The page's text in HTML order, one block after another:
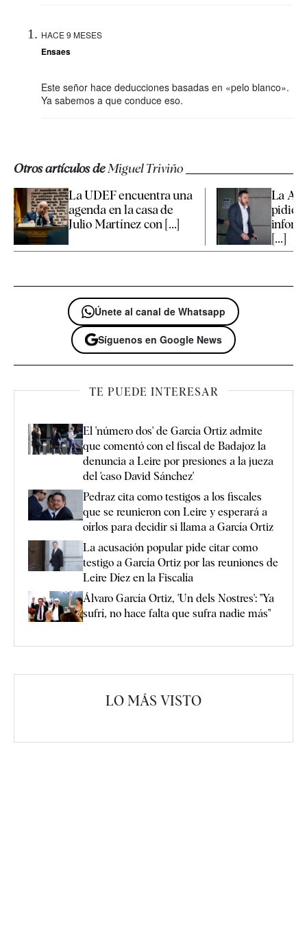
HACE 9 MESES
Ensaes
Este señor hace deducciones basadas en «pelo blanco».
Ya sabemos a que conduce eso.
Otros artículos deMiguel Triviño
La UDEF encuentra una
agenda en la casa de
Julio Martínez con [...]
La
pidió
[...]
Únete al canal de Whatsapp
Síguenos en Google News
TE PUEDE INTERESAR
El 'número dos' de García Ortiz admite
que comentó con el fiscal de Badajoz la
denuncia a Leire por presiones a la jueza
del 'caso David Sánchez'
Pedraz cita como testigos a los fiscales
que se reunieron con Leire y esperará a
oírlos para decidir si llama a García Ortiz
La acusación popular pide citar como
testigo a García Ortiz por las reuniones de
Leire Díez en la Fiscalía
Álvaro García Ortiz, 'Un dels Nostres': "Ya
sufrí, no hace falta que sufra nadie más"
LO MÁS VISTO